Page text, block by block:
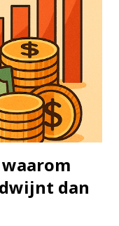
staan — jaar
je belegd blijft,
opstapelt. Aan de
de markt:
uit te stappen.
vrijwel niemand
dan